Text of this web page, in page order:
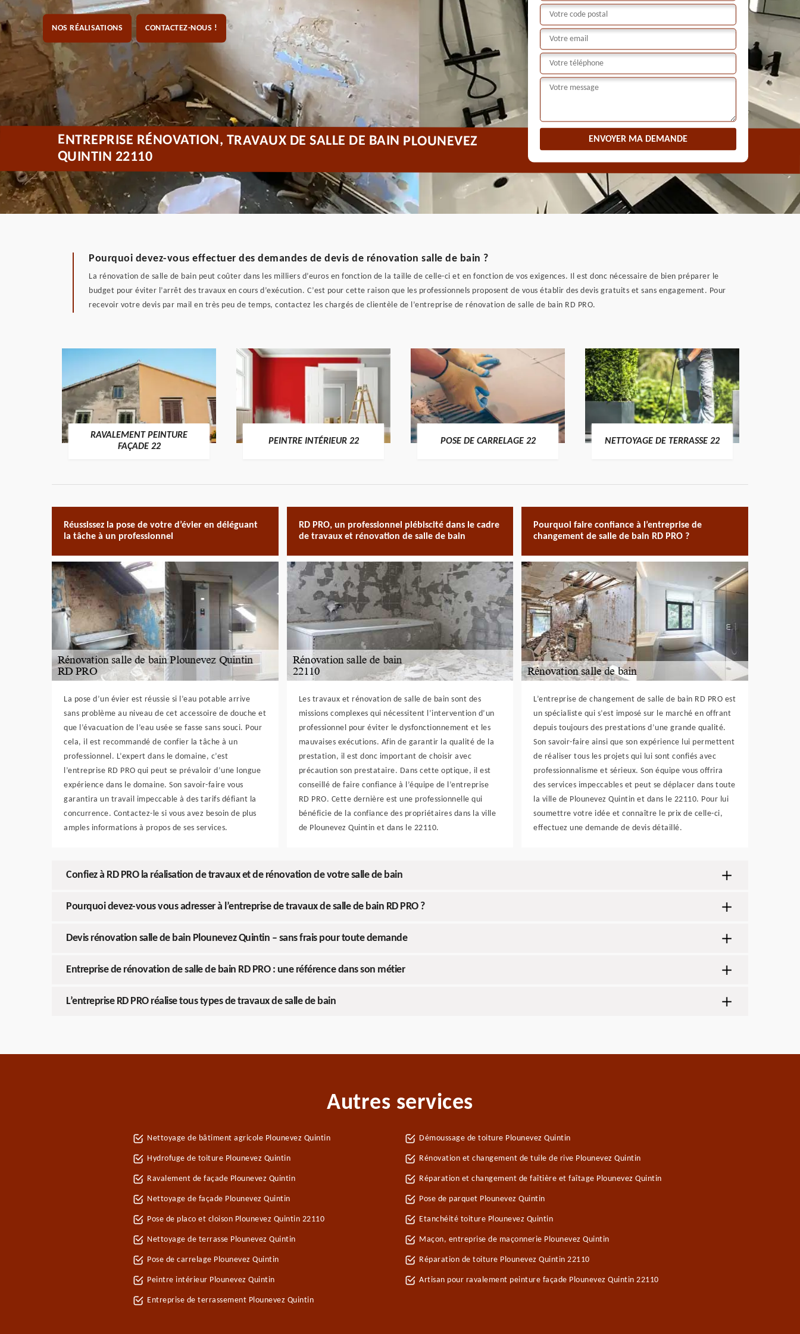
NOS RÉALISATIONS CONTACTEZ-NOUS !
ENTREPRISE RÉNOVATION, TRAVAUX DE SALLE DE BAIN PLOUNEVEZ
QUINTIN 22110
Pourquoi devez-vous effectuer des demandes de devis de rénovation salle de bain ?
La rénovation de salle de bain peut coûter dans les milliers d’euros en fonction de la taille de celle-ci et en fonction de vos exigences. Il est donc nécessaire de bien préparer le
budget pour éviter l’arrêt des travaux en cours d’exécution. C’est pour cette raison que les professionnels proposent de vous établir des devis gratuits et sans engagement. Pour
recevoir votre devis par mail en très peu de temps, contactez les chargés de clientèle de l’entreprise de rénovation de salle de bain RD PRO.
RAVALEMENT PEINTURE
FAÇADE 22
PEINTRE INTÉRIEUR 22 POSE DE CARRELAGE 22 NETTOYAGE DE TERRASSE 22
Réussissez la pose de votre d’évier en déléguant
la tâche à un professionnel
La pose d’un évier est réussie si l’eau potable arrive
sans problème au niveau de cet accessoire de douche et
que l’évacuation de l’eau usée se fasse sans souci. Pour
cela, il est recommandé de confier la tâche à un
professionnel. L’expert dans le domaine, c’est
l’entreprise RD PRO qui peut se prévaloir d’une longue
expérience dans le domaine. Son savoir-faire vous
garantira un travail impeccable à des tarifs défiant la
concurrence. Contactez-le si vous avez besoin de plus
amples informations à propos de ses services.
RD PRO, un professionnel plébiscité dans le cadre
de travaux et rénovation de salle de bain
Les travaux et rénovation de salle de bain sont des
missions complexes qui nécessitent l’intervention d’un
professionnel pour éviter le dysfonctionnement et les
mauvaises exécutions. Afin de garantir la qualité de la
prestation, il est donc important de choisir avec
précaution son prestataire. Dans cette optique, il est
conseillé de faire confiance à l’équipe de l’entreprise
RD PRO. Cette dernière est une professionnelle qui
bénéficie de la confiance des propriétaires dans la ville
de Plounevez Quintin et dans le 22110.
Pourquoi faire confiance à l’entreprise de
changement de salle de bain RD PRO ?
L’entreprise de changement de salle de bain RD PRO est
un spécialiste qui s’est imposé sur le marché en offrant
depuis toujours des prestations d’une grande qualité.
Son savoir-faire ainsi que son expérience lui permettent
de réaliser tous les projets qui lui sont confiés avec
professionnalisme et sérieux. Son équipe vous offrira
des services impeccables et peut se déplacer dans toute
la ville de Plounevez Quintin et dans le 22110. Pour lui
soumettre votre idée et connaître le prix de celle-ci,
effectuez une demande de devis détaillé.
Confiez à RD PRO la réalisation de travaux et de rénovation de votre salle de bain
Pourquoi devez-vous vous adresser à l’entreprise de travaux de salle de bain RD PRO ?
Devis rénovation salle de bain Plounevez Quintin – sans frais pour toute demande
Entreprise de rénovation de salle de bain RD PRO : une référence dans son métier
L’entreprise RD PRO réalise tous types de travaux de salle de bain
Autres services
Nettoyage de bâtiment agricole Plounevez Quintin
Hydrofuge de toiture Plounevez Quintin
Ravalement de façade Plounevez Quintin
Nettoyage de façade Plounevez Quintin
Pose de placo et cloison Plounevez Quintin 22110
Nettoyage de terrasse Plounevez Quintin
Pose de carrelage Plounevez Quintin
Peintre intérieur Plounevez Quintin
Entreprise de terrassement Plounevez Quintin
Démoussage de toiture Plounevez Quintin
Rénovation et changement de tuile de rive Plounevez Quintin
Réparation et changement de faîtière et faîtage Plounevez Quintin
Pose de parquet Plounevez Quintin
Etanchéité toiture Plounevez Quintin
Maçon, entreprise de maçonnerie Plounevez Quintin
Réparation de toiture Plounevez Quintin 22110
Artisan pour ravalement peinture façade Plounevez Quintin 22110